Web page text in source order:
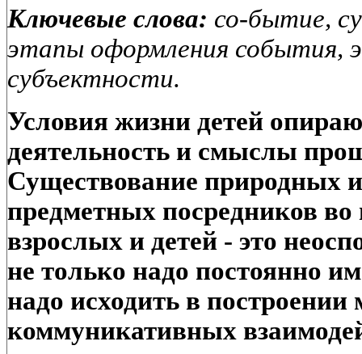
Ключевые слова: со-бытие,
этапы оформления события,
субъектности.
Условия жизни детей
деятельность и смыслы
Существование природных
предметных посредников во
взрослых и детей - это
не только надо постоянно
надо исходить в построении
коммуникативных